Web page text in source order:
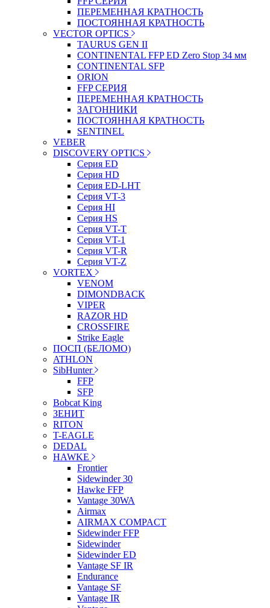
ПЕРЕМЕННАЯ КРАТНОСТЬ
ПОСТОЯННАЯ КРАТНОСТЬ
VECTOR OPTICS
TAURUS GEN II
CONTINENTAL FFP ED Zero Stop 34 мм
CONTINENTAL SFP
ORION
FFP СЕРИЯ
ПЕРЕМЕННАЯ КРАТНОСТЬ
ЗАГОННИКИ
ПОСТОЯННАЯ КРАТНОСТЬ
SENTINEL
VEBER
DISCOVERY OPTICS
Серия ED
Серия HD
Серия ED-LHT
Серия VT-3
Серия HI
Серия HS
Серия VT-T
Серия VT-1
Серия VT-R
Серия VT-Z
VORTEX
VENOM
DIMONDBACK
VIPER
RAZOR HD
CROSSFIRE
Strike Eagle
ПОСП (БЕЛОМО)
ATHLON
SibHunter
FFP
SFP
Bobcat King
ЗЕНИТ
RITON
T-EAGLE
DEDAL
HAWKE
Frontier
Sidewinder 30
Hawke FFP
Vantage 30WA
Airmax
AIRMAX COMPACT
Sidewinder FFP
Sidewinder
Sidewinder ED
Vantage SF IR
Endurance
Vantage SF
Vantage IR